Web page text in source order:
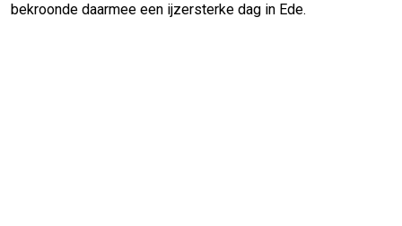
bekroonde daarmee een ijzersterke dag in Ede.